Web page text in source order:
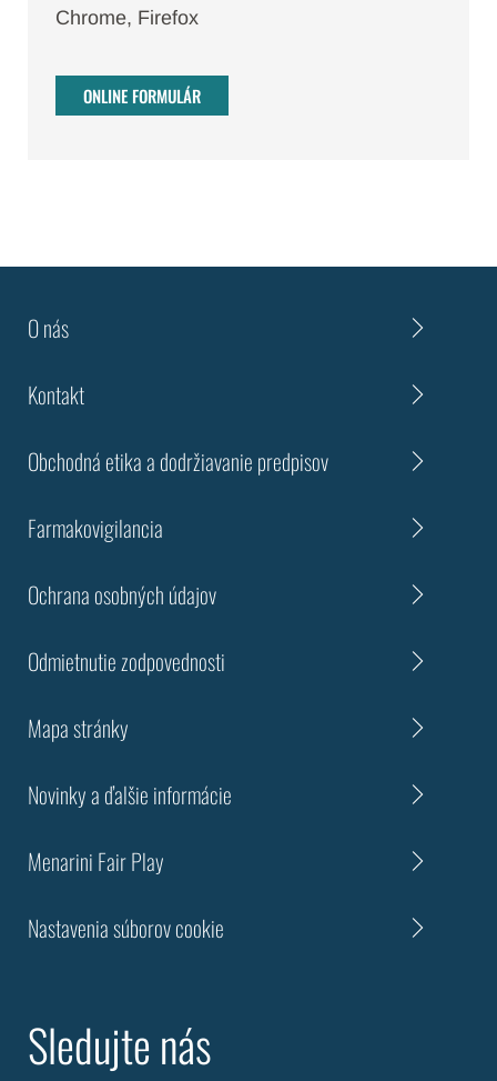
Chrome, Firefox
ONLINE FORMULÁR
O nás
Kontakt
Obchodná etika a dodržiavanie predpisov
Farmakovigilancia
Ochrana osobných údajov
Odmietnutie zodpovednosti
Mapa stránky
Novinky a ďalšie informácie
Menarini Fair Play
Nastavenia súborov cookie
Sledujte nás